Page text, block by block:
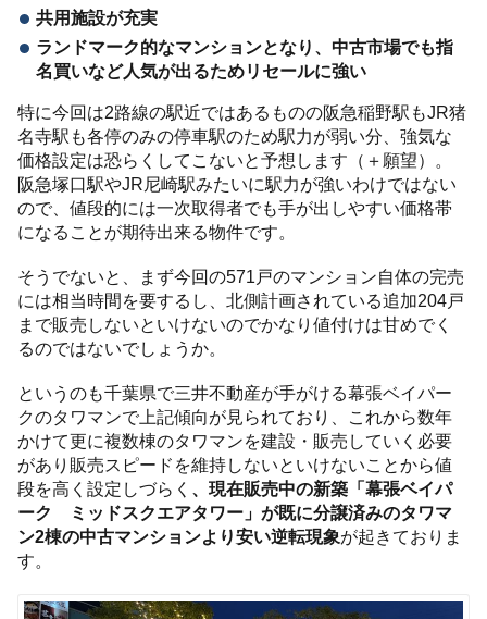
共用施設が充実
ランドマーク的なマンションとなり、中古市場でも指
名買いなど人気が出るためリセールに強い
特に今回は2路線の駅近ではあるものの阪急稲野駅もJR猪
名寺駅も各停のみの停車駅のため駅力が弱い分、強気な
価格設定は恐らくしてこないと予想します（＋願望）。
阪急塚口駅やJR尼崎駅みたいに駅力が強いわけではない
ので、値段的には一次取得者でも手が出しやすい価格帯
になることが期待出来る物件です。
そうでないと、まず今回の571戸のマンション自体の完売
には相当時間を要するし、北側計画されている追加204戸
まで販売しないといけないのでかなり値付けは甘めでく
るのではないでしょうか。
というのも千葉県で三井不動産が手がける幕張ベイパー
クのタワマンで上記傾向が見られており、これから数年
かけて更に複数棟のタワマンを建設・販売していく必要
があり販売スピードを維持しないといけないことから値
段を高く設定しづらく 、現在販売中の新築「幕張ベイパ
ーク ミッドスクエアタワー」が既に分譲済みのタワマ
ン2棟の中古マンションより安い逆転現象が起きておりま
す。